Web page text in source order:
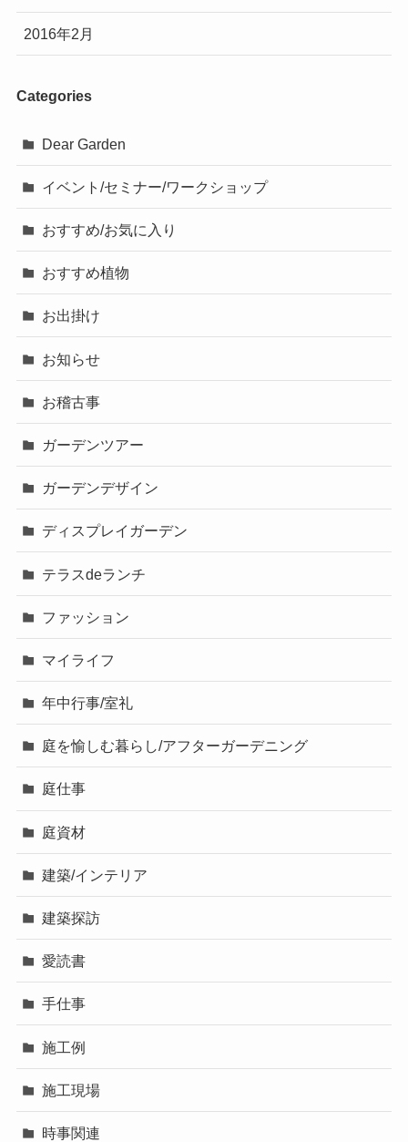
2016年2月
Categories
Dear Garden
イベント/セミナー/ワークショップ
おすすめ/お気に入り
おすすめ植物
お出掛け
お知らせ
お稽古事
ガーデンツアー
ガーデンデザイン
ディスプレイガーデン
テラスdeランチ
ファッション
マイライフ
年中行事/室礼
庭を愉しむ暮らし/アフターガーデニング
庭仕事
庭資材
建築/インテリア
建築探訪
愛読書
手仕事
施工例
施工現場
時事関連